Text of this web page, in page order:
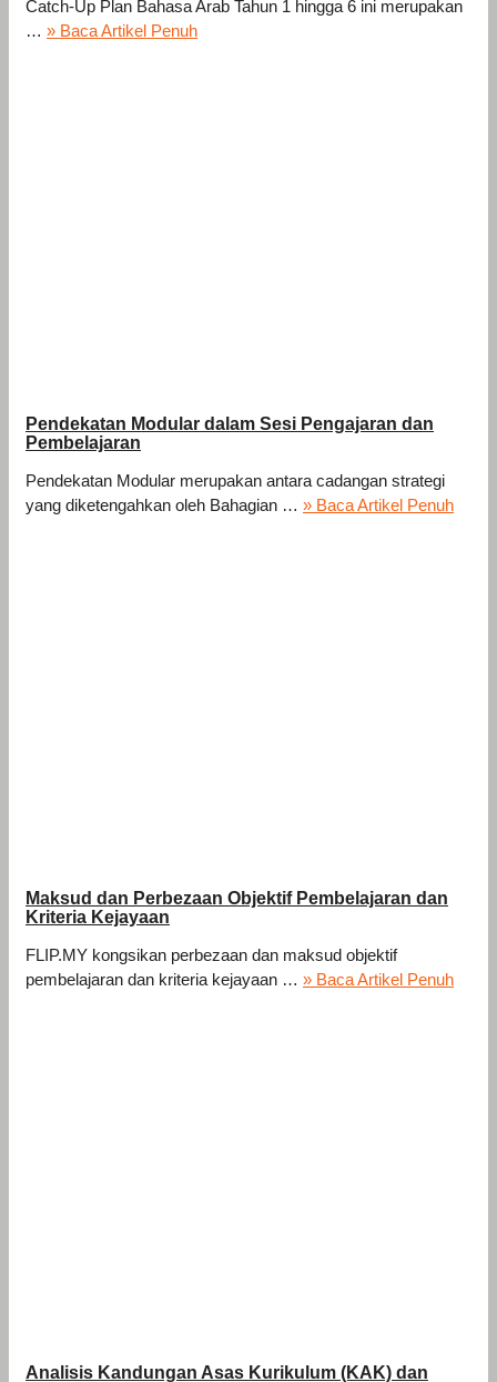
Catch-Up Plan Bahasa Arab Tahun 1 hingga 6 ini merupakan
… » Baca Artikel Penuh
Pendekatan Modular dalam Sesi Pengajaran dan
Pembelajaran
Pendekatan Modular merupakan antara cadangan strategi
yang diketengahkan oleh Bahagian … » Baca Artikel Penuh
Maksud dan Perbezaan Objektif Pembelajaran dan
Kriteria Kejayaan
FLIP.MY kongsikan perbezaan dan maksud objektif
pembelajaran dan kriteria kejayaan … » Baca Artikel Penuh
Analisis Kandungan Asas Kurikulum (KAK) dan